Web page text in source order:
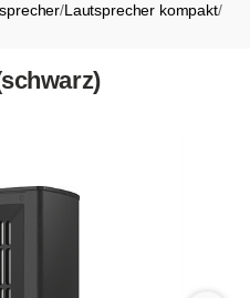
/Lautsprecher kompakt/